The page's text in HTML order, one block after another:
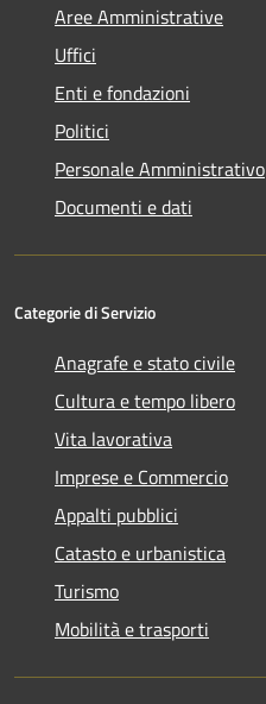
Aree Amministrative
Uffici
Enti e fondazioni
Politici
Personale Amministrativo
Documenti e dati
Categorie di Servizio
Anagrafe e stato civile
Cultura e tempo libero
Vita lavorativa
Imprese e Commercio
Appalti pubblici
Catasto e urbanistica
Turismo
Mobilità e trasporti